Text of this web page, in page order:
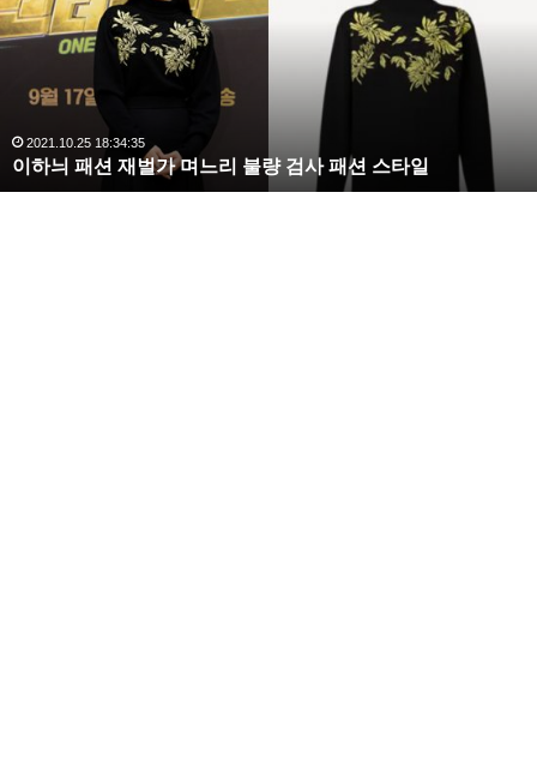
라
김
사
완
벽
한
2020.10.03 10:59:30
복수해라 김사랑, 완벽한 S라인 몸매 시선 압도